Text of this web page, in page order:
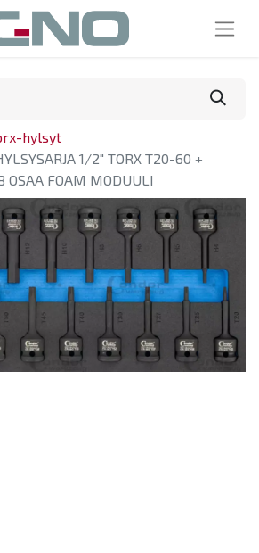
hylsyt
1/2" TORX T20-60 +
OSAA FOAM MODUULI